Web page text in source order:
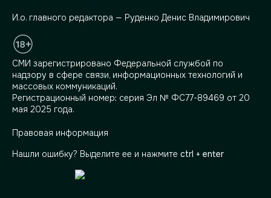
И.о. главного редактора — Руденко Денис Владимирович
СМИ зарегистрировано Федеральной службой по
надзору в сфере связи, информационных технологий и
массовых коммуникаций.
Регистрационный номер: серия Эл № ФС77-89469 от 20
мая 2025 года.
Правовая информация
Нашли ошибку? Выделите ее и нажмите ctrl + enter